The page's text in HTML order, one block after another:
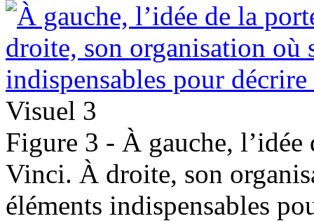
Visuel 3
Figure 3 - À gauche, l’idée
Vinci. À droite, son
éléments indispensables